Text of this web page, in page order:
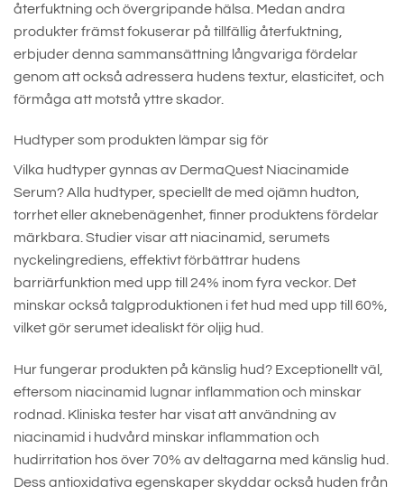
återfuktning och övergripande hälsa. Medan andra
produkter främst fokuserar på tillfällig återfuktning,
erbjuder denna sammansättning långvariga fördelar
genom att också adressera hudens textur, elasticitet, och
förmåga att motstå yttre skador.
Hudtyper som produkten lämpar sig för
Vilka hudtyper gynnas av DermaQuest Niacinamide
Serum? Alla hudtyper, speciellt de med ojämn hudton,
torrhet eller aknebenägenhet, finner produktens fördelar
märkbara. Studier visar att niacinamid, serumets
nyckelingrediens, effektivt förbättrar hudens
barriärfunktion med upp till 24% inom fyra veckor. Det
minskar också talgproduktionen i fet hud med upp till 60%,
vilket gör serumet idealiskt för oljig hud.
Hur fungerar produkten på känslig hud? Exceptionellt väl,
eftersom niacinamid lugnar inflammation och minskar
rodnad. Kliniska tester har visat att användning av
niacinamid i hudvård minskar inflammation och
hudirritation hos över 70% av deltagarna med känslig hud.
Dess antioxidativa egenskaper skyddar också huden från